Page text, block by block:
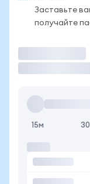
Заставьте
получайте
15м